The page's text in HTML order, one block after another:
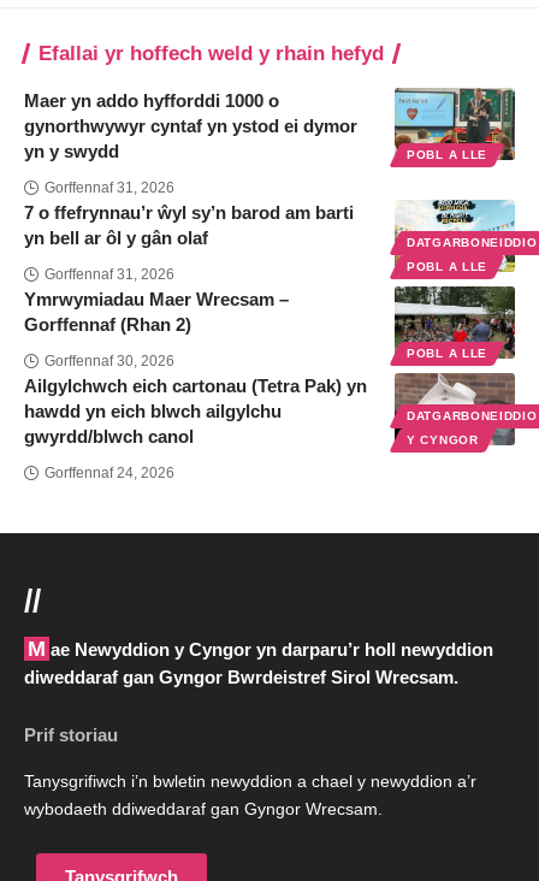
Efallai yr hoffech weld y rhain hefyd
POBL A LLE
Maer yn addo hyfforddi 1000 o
gynorthwywyr cyntaf yn ystod ei dymor
yn y swydd
Gorffennaf 31, 2026
POBL A LLE
7 o ffefrynnau’r ŵyl sy’n barod am barti
yn bell ar ôl y gân olaf
Gorffennaf 31, 2026
POBL A LLE
Ymrwymiadau Maer Wrecsam –
Gorffennaf (Rhan 2)
Gorffennaf 30, 2026
Y CYNGOR
Ailgylchwch eich cartonau (Tetra Pak) yn
hawdd yn eich blwch ailgylchu
gwyrdd/blwch canol
Gorffennaf 24, 2026
//
Mae Newyddion y Cyngor yn darparu’r holl newyddion
diweddaraf gan Gyngor Bwrdeistref Sirol Wrecsam.
Prif storiau
Tanysgrifiwch i’n bwletin newyddion a chael y newyddion a’r
wybodaeth ddiweddaraf gan Gyngor Wrecsam.